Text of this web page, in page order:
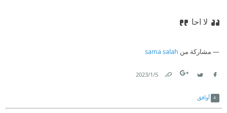
لا احا
مشاركة من sama salah
5‏/1‏/2023
أوافق